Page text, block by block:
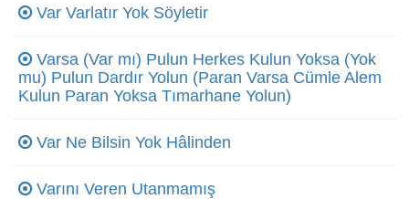
Var Varlatır Yok Söyletir
Varsa (Var mı) Pulun Herkes Kulun Yoksa (Yok
mu) Pulun Dardır Yolun (Paran Varsa Cümle Alem
Kulun Paran Yoksa Tımarhane Yolun)
Var Ne Bilsin Yok Hâlinden
Varını Veren Utanmamış